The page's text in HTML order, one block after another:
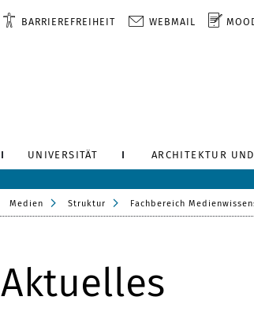
BARRIEREFREIHEIT WEBMAIL
UNIVERSITÄT ARCHITEKTUR
Medien Struktur Fachbereich
Aktuelles